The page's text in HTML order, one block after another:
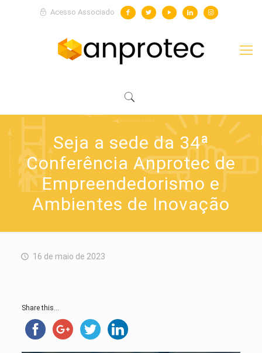
Acesso Associado
Seja a sede da 34ª
Conferência Anprotec de
Empreendedorismo e
Ambientes de Inovação
16 de maio de 2023
Share this...